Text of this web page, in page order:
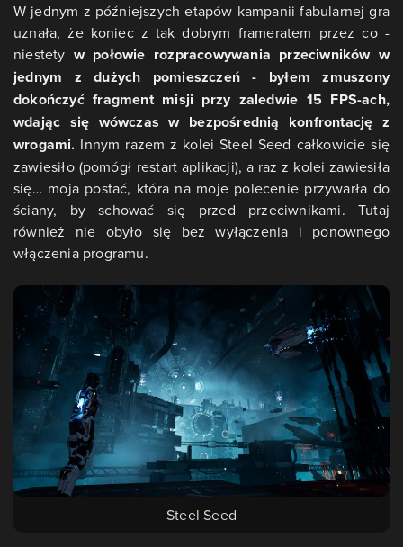
W jednym z późniejszych etapów kampanii fabularnej gra
uznała, że koniec z tak dobrym frameratem przez co -
niestety w połowie rozpracowywania przeciwników w
jednym z dużych pomieszczeń - byłem zmuszony
dokończyć fragment misji przy zaledwie 15 FPS-ach,
wdając się wówczas w bezpośrednią konfrontację z
wrogami. Innym razem z kolei Steel Seed całkowicie się
zawiesiło (pomógł restart aplikacji), a raz z kolei zawiesiła
się… moja postać, która na moje polecenie przywarła do
ściany, by schować się przed przeciwnikami. Tutaj
również nie obyło się bez wyłączenia i ponownego
włączenia programu.
Steel Seed